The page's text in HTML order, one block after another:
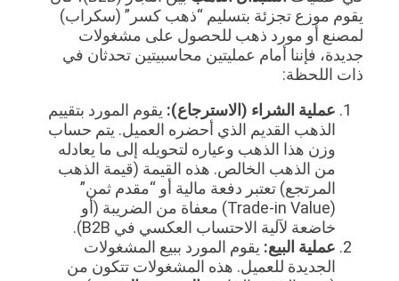
يقوم موزع تجزئة بتسليم “ذهب كسر” (سكراب)
لمصنع أو مورد ذهب للحصول على مشغولات
جديدة، فإننا أمام عمليتين محاسبيتين تحدثان في
ذات اللحظة:
عملية الشراء (الاسترجاع): يقوم المورد بتقييم
الذهب القديم الذي أحضره العميل. يتم حساب
وزن هذا الذهب وعياره لتحويله إلى ما يعادله
من الذهب الخالص. هذه القيمة (قيمة الذهب
المرتجع) تعتبر دفعة مالية أو “مقدم ثمن”
(Trade-in Value) معفاة من الضريبة (أو
خاضعة لآلية الاحتساب العكسي في B2B).
عملية البيع: يقوم المورد ببيع المشغولات
الجديدة للعميل. هذه المشغولات تتكون من